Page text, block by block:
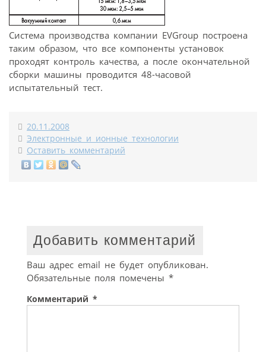
Система производства компании EVGroup построена
таким образом, что все компоненты установок
проходят контроль качества, а после окончательной
сборки машины проводится 48-часовой
испытательный тест.
20.11.2008
Электронные и ионные технологии
Оставить комментарий
Добавить комментарий
Ваш адрес email не будет опубликован.
Обязательные поля помечены *
Комментарий *